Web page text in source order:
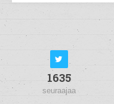
1635
seuraajaa